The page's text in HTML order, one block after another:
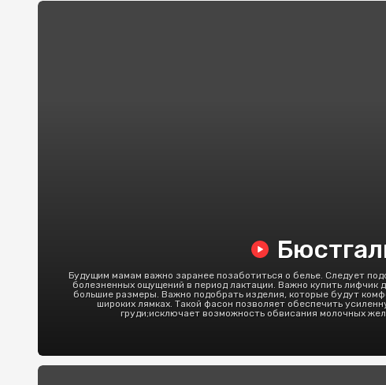
Будущим мамам важно заранее позаботиться о белье. Следует
болезненных ощущений в период лактации. Важно купить лифчик
большие размеры. Важно подобрать изделия, которые будут
широких лямках. Такой фасон позволяет обеспечить
груди;исключает возможность обвисания молочных